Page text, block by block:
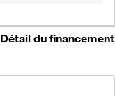
Détail du financement